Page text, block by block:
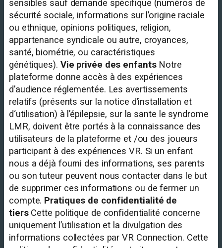
sensibles sauf demande spécifique (numéros de
sécurité sociale, informations sur l’origine raciale
ou ethnique, opinions politiques, religion,
appartenance syndicale ou autre, croyances,
santé, biométrie, ou caractéristiques
génétiques). Vie privée des enfantsNotre
plateforme donne accès à des expériences
d’audience réglementée. Les avertissements
relatifs (présents sur la notice d’installation et
d‘utilisation) à l’épilepsie, sur la sante le syndrome
LMR, doivent être portés à la connaissance des
utilisateurs de la plateforme et /ou des joueurs
participant à des expériences VR. Si un enfant
nous a déjà fourni des informations, ses parents
ou son tuteur peuvent nous contacter dans le but
de supprimer ces informations ou de fermer un
compte. Pratiques de confidentialité de
tiersCette politique de confidentialité concerne
uniquement l’utilisation et la divulgation des
informations collectées par VR Connection. Cette